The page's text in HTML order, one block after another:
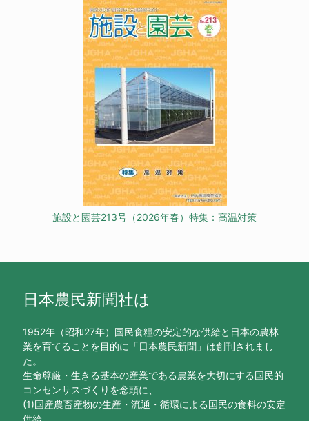
施設と園芸213号（2026年春）特集：高温対策
日本農民新聞社は
1952年（昭和27年）国民食糧の安定的な供給と日本の農林
業を育てることを目的に「日本農民新聞」は創刊されまし
た。
生命尊厳・生きる基本の産業である農業を大切にする国民的
コンセンサスづくりを念頭に、
(1)国産農畜産物の生産・流通・循環による国民の食料の安定
供給、